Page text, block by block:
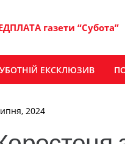
газети “Субота”
ЕКСКЛЮЗИВ
2024